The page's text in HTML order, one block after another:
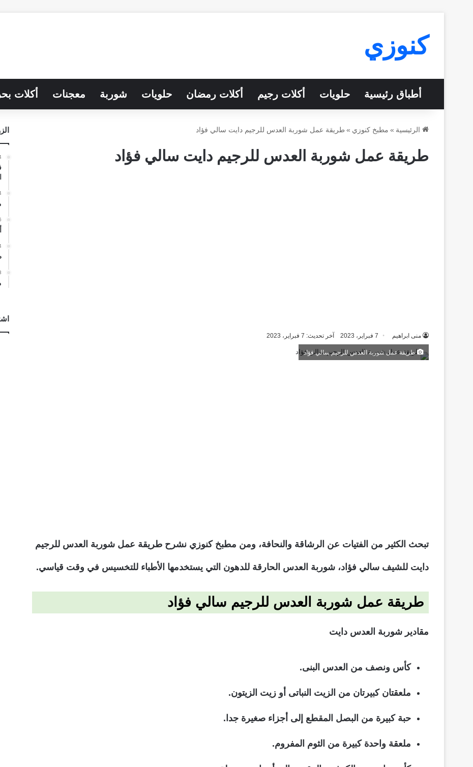
كنوزي
أطباق رئيسية حلويات أكلات رجيم أكلات رمضان حلويات شوربة معجنات أكلات
الرئيسية » مطبخ كنوزي »طريقة عمل شوربة العدس للرجيم دايت سالي فؤاد
طريقة عمل شوربة العدس للرجيم دايت سالي فؤاد
منى ابراهيم 7 فبراير، 2023 آخر تحديث: 7 فبراير، 2023
طريقة عمل شوربة العدس للرجيم سالي فؤاد
تبحث الكثير من الفتيات عن الرشاقة والنحافة، ومن مطبخ كنوزي نشرح طريقة عمل شوربة العدس للرجيم
دايت للشيف سالي فؤاد، شوربة العدس الحارقة للدهون التي يستخدمها الأطباء للتخسيس في وقت قياسي.
طريقة عمل شوربة العدس للرجيم سالي فؤاد
مقادير شوربة العدس دايت
كأس ونصف من العدس البنى.
ملعقتان كبيرتان من الزيت النباتى أو زيت الزيتون.
حبة كبيرة من البصل المقطع إلى أجزاء صغيرة جدا.
ملعقة واحدة كبيرة من الثوم المفروم.
14
14
6
24